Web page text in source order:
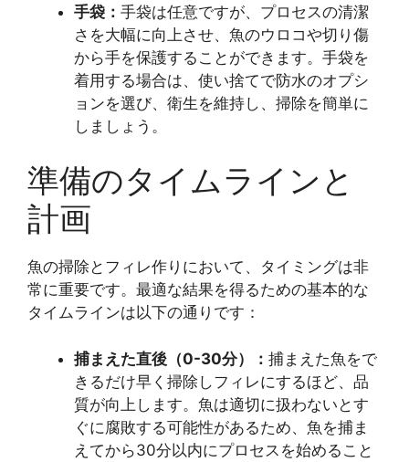
手袋： 手袋は任意ですが、プロセスの清潔
さを大幅に向上させ、魚のウロコや切り傷
から手を保護することができます。手袋を
着用する場合は、使い捨てで防水のオプシ
ョンを選び、衛生を維持し、掃除を簡単に
しましょう。
準備のタイムラインと
計画
魚の掃除とフィレ作りにおいて、タイミングは非
常に重要です。最適な結果を得るための基本的な
タイムラインは以下の通りです：
捕まえた直後（0-30分）： 捕まえた魚をで
きるだけ早く掃除しフィレにするほど、品
質が向上します。魚は適切に扱わないとす
ぐに腐敗する可能性があるため、魚を捕ま
えてから30分以内にプロセスを始めること